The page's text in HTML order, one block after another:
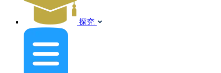
探究